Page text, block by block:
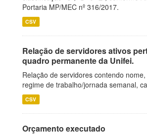
Portaria MP/MEC nº 316/2017.
CSV
Relação de servidores ativos
quadro permanente da Unifei.
Relação de servidores contendo
regime de trabalho/jornada semanal,
CSV
Orçamento executado